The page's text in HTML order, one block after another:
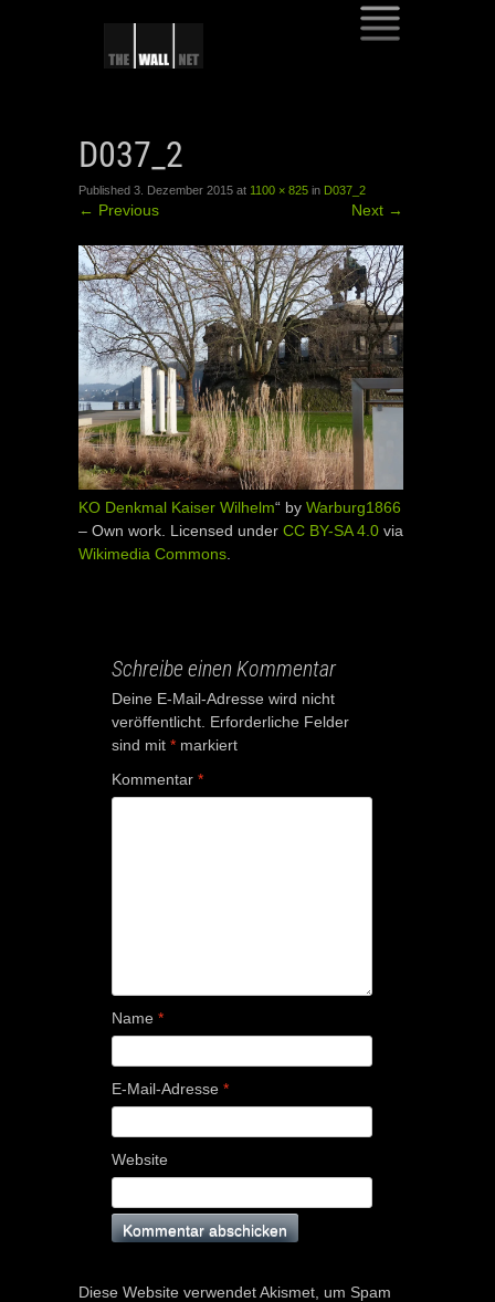
TO
CONTENT
D037_2
Published 3. Dezember 2015 at 1100 × 825 in D037_2
← Previous Next →
KO Denkmal Kaiser Wilhelm“ by Warburg1866
– Own work . Licensed under CC BY-SA 4.0 via
Wikimedia Commons
Schreibe einen Kommentar
Deine E-Mail-Adresse wird nicht
veröffentlicht. Erforderliche Felder
sind mit * markiert
Kommentar *
Name *
E-Mail-Adresse *
Website
Diese Website verwendet Akismet, um Spam